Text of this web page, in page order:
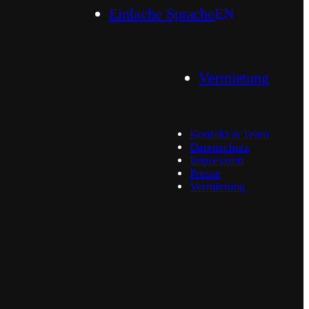
Einfache SpracheEN
Vermietung
Kontakt & Team
Datenschutz
Impressum
Presse
Vermietung